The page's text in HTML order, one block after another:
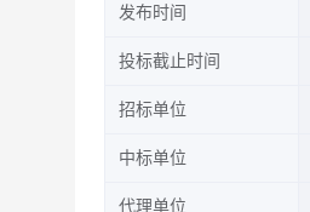
发布时间
投标截止时间
招标单位
中标单位
代理单位